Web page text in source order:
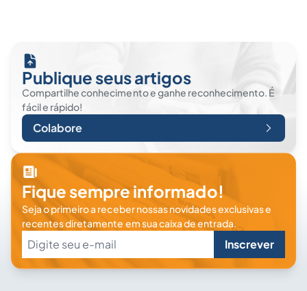
Publique seus artigos
Compartilhe conhecimento e ganhe reconhecimento. É
fácil e rápido!
Colabore
Fique sempre informado!
Seja o primeiro a receber nossas novidades exclusivas e
recentes diretamente em sua caixa de entrada.
Inscrever